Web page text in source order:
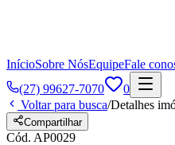
InícioSobre NósEquipeFale
(27) 99627-7070
0
Voltar para busca/Detalhes
Compartilhar
Cód. AP0029